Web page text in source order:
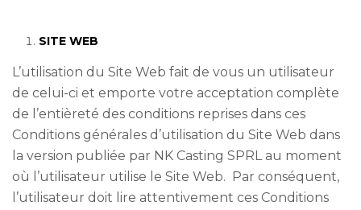
SITE WEB
L’utilisation du Site Web fait de vous un utilisateur
de celui-ci et emporte votre acceptation complète
de l’entièreté des conditions reprises dans ces
Conditions générales d’utilisation du Site Web dans
la version publiée par NK Casting SPRL au moment
où l’utilisateur utilise le Site Web. Par conséquent,
l’utilisateur doit lire attentivement ces Conditions